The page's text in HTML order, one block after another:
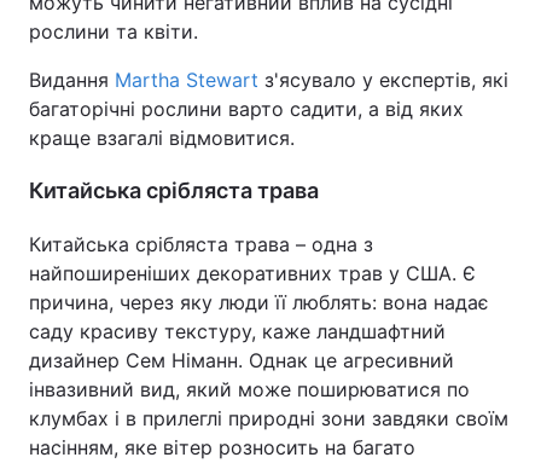
рослини та квіти.
Видання Martha Stewart з'ясувало у експертів, які
багаторічні рослини варто садити, а від яких
краще взагалі відмовитися.
Китайська срібляста трава
Китайська срібляста трава – одна з
найпоширеніших декоративних трав у США. Є
причина, через яку люди її люблять: вона надає
саду красиву текстуру, каже ландшафтний
дизайнер Сем Німанн. Однак це агресивний
інвазивний вид, який може поширюватися по
клумбах і в прилеглі природні зони завдяки своїм
насінням, яке вітер розносить на багато